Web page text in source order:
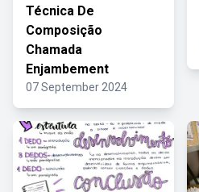
Técnica De
Composição
Chamada
Enjambement
07 September 2024